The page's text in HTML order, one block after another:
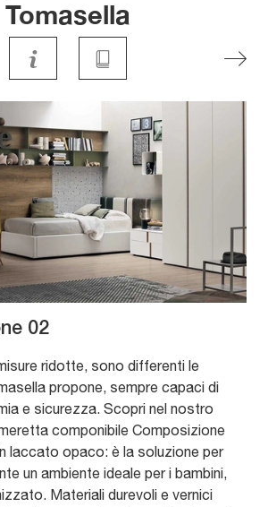
Tomasella
02
ridotte, sono differenti le
propone, sempre capaci di
e sicurezza. Scopri nel nostro
componibile Composizione
laccato opaco: è la soluzione per
un ambiente ideale per i bambini,
Materiali durevoli e vernici